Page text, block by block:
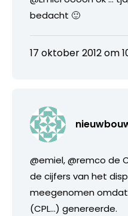
bedacht 🙂
17 oktober 2012 om
@emiel, @remco de
de cijfers van het
meegenomen
(CPL…) genereerde.